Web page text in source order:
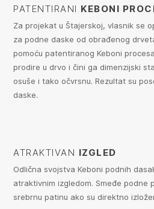
PATENTIRANI KEBONI
Za projekat u Štajerskoj, vlasnik se
za podne daske od obrađenog
pomoću patentiranog Keboni
prodire u drvo i čini ga dimenzijski
osuše i tako očvrsnu. Rezultat su
daske.
ATRAKTIVAN IZGLED
Odlična svojstva Keboni podnih
atraktivnim izgledom. Smeđe podne
srebrnu patinu ako su direktno